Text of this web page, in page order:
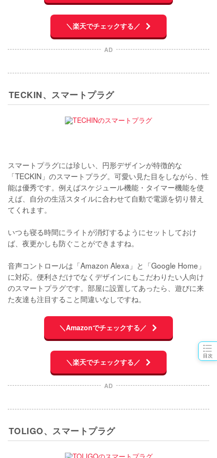
目次
＼楽天でチェックする／
AD
TECKIN、スマートプラグ
スマートプラグには珍しい、円形デザインが特徴的な
「TECKIN」のスマートプラグ。可愛い見た目をしながら、性
能は優秀です。例えばスケジュール機能・タイマー機能を使
えば、自分の生活スタイルに合わせて自動で電源を切り替え
てくれます。
いつも寝る時間にライトが消灯するようにセットしておけ
ば、夜更かしも防ぐことができますね。
音声コントロールは「Amazon Alexa」と「Google Home」
に対応。便利さだけでなくデザインにもこだわりたい人向け
のスマートプラグです。部屋に設置してあったら、遊びに来
た友達も注目すること間違いなしですね。
＼Amazonでチェックする／
＼楽天でチェックする／
AD
TOLIGO、スマートプラグ